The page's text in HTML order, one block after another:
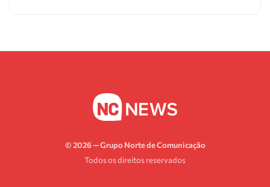
© 2026 — Grupo Norte de Comunicação
Todos os direitos reservados